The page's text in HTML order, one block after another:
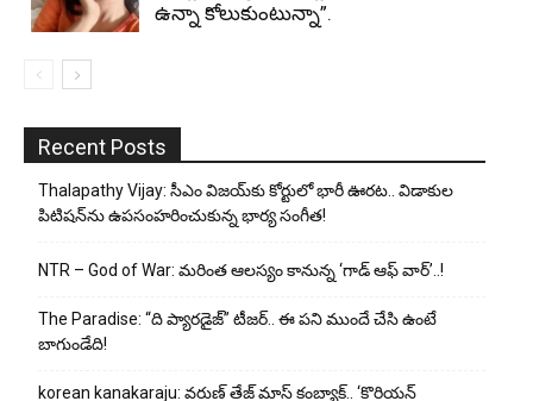
ఉన్నా కోలుకుంటున్నా”.
Recent Posts
Thalapathy Vijay: సీఎం విజయ్‌కు కోర్టులో భారీ ఊరట.. విడాకుల
పిటిషన్‌ను ఉపసంహరించుకున్న భార్య సంగీత!
NTR – God of War: మరింత ఆలస్యం కానున్న ‘గాడ్ ఆఫ్ వార్’..!
The Paradise: “ది ప్యారడైజ్” టీజర్.. ఈ పని ముందే చేసి ఉంటే
బాగుండేది!
korean kanakaraju: వరుణ్ తేజ్ మాస్ కంబ్యాక్.. ‘కొరియన్